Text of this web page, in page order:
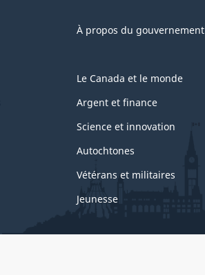
À propos du gouvernement
Le Canada et le monde
Argent et finance
Science et innovation
Autochtones
Vétérans et militaires
Jeunesse